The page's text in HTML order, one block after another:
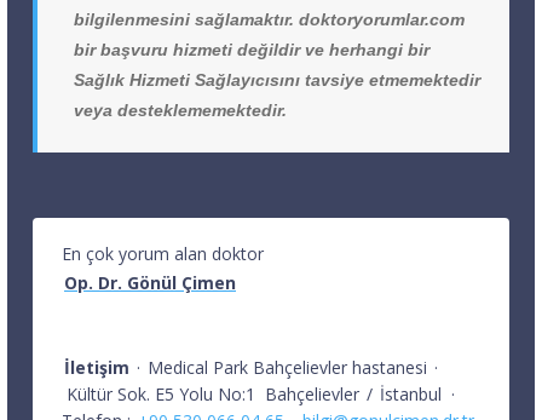
bilgilenmesini sağlamaktır. doktoryorumlar.com
bir başvuru hizmeti değildir ve herhangi bir
Sağlık Hizmeti Sağlayıcısını tavsiye etmemektedir
veya desteklememektedir.
En çok yorum alan doktor
Op. Dr. Gönül Çimen
İletişim · Medical Park Bahçelievler hastanesi ·
Kültür Sok. E5 Yolu No:1
Bahçelievler / İstanbul ·